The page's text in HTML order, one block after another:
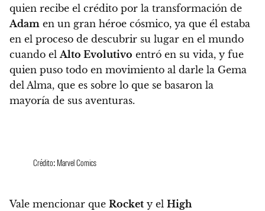
quien recibe el crédito por la transformación de
Adam en un gran héroe cósmico, ya que él estaba
en el proceso de descubrir su lugar en el mundo
cuando elAlto Evolutivo entró en su vida, y fue
quien puso todo en movimiento al darle la Gema
del Alma, que es sobre lo que se basaron la
mayoría de sus aventuras.
Crédito: Marvel Comics
Vale mencionar que Rocket y el High